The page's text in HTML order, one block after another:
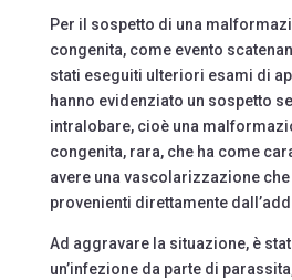
Per il sospetto di una
congenita, come evento
stati eseguiti ulteriori esami di
hanno evidenziato un sospetto
intralobare, cioè una
congenita, rara, che ha come
avere una vascolarizzazione
provenienti direttamente
Ad aggravare la situazione, è
un’infezione da parte di